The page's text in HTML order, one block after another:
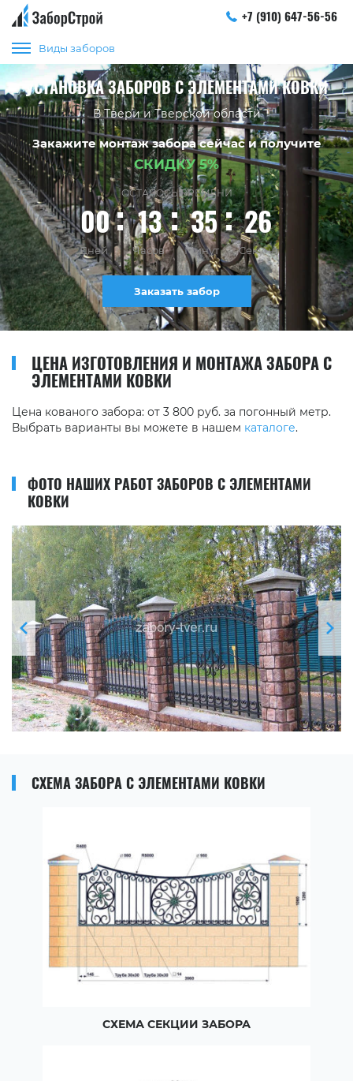
+7 (910) 647-56-56
Виды заборов
УСТАНОВКА ЗАБОРОВ С ЭЛЕМЕНТАМИ КОВКИ
В Твери и Тверской области
Закажите монтаж забора сейчас и получите
СКИДКУ 5%
ОСТАЛОСЬ ВРЕМЕНИ
00 13 35 26
Дней Часов Минут Секунд
Заказать забор
ЦЕНА ИЗГОТОВЛЕНИЯ И МОНТАЖА ЗАБОРА С
ЭЛЕМЕНТАМИ КОВКИ
Цена кованого забора: от 3 800 руб. за погонный метр.
Выбрать варианты вы можете в нашем каталоге.
ФОТО НАШИХ РАБОТ ЗАБОРОВ С ЭЛЕМЕНТАМИ
КОВКИ
СХЕМА ЗАБОРА С ЭЛЕМЕНТАМИ КОВКИ
СХЕМА СЕКЦИИ ЗАБОРА